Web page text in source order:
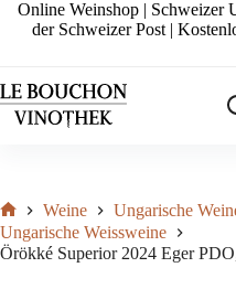
Zum
Inhalt
Online Weinshop | Schweizer
der Schweizer Post |
Start
Weine
Ungarische
Ungarische Weissweine
Örökké Superior 2024 Eger